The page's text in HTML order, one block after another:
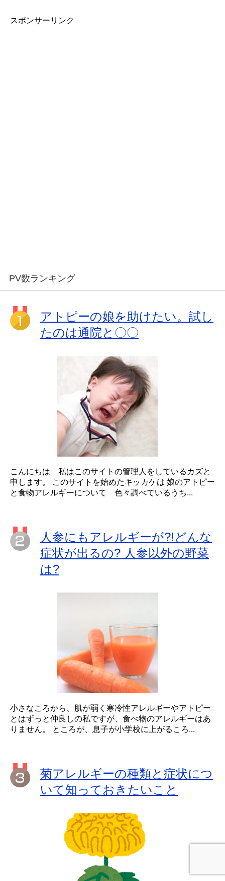
スポンサーリンク
PV数ランキング
アトピーの娘を助けたい。試し
たのは通院と〇〇
こんにちは 私はこのサイトの管理人をしているカズと
申します。 このサイトを始めたキッカケは 娘のアトピー
と食物アレルギーについて 色々調べているうち...
人参にもアレルギーが?!どんな
症状が出るの? 人参以外の野菜
は?
小さなころから、肌が弱く寒冷性アレルギーやアトピー
とはずっと仲良しの私ですが、食べ物のアレルギーはあ
りません。 ところが、息子が小学校に上がるころ...
菊アレルギーの種類と症状につ
いて知っておきたいこと